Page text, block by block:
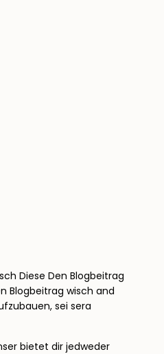
Diese Den Blogbeitrag
Blogbeitrag wisch and
sei sera
bietet dir jedweder